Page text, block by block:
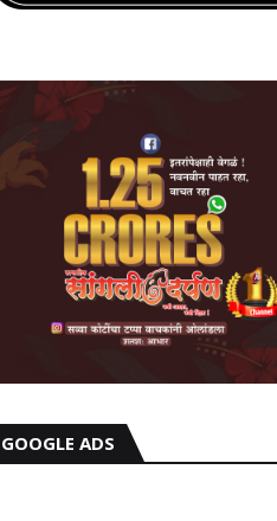
GOOGLE ADS